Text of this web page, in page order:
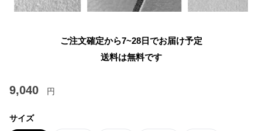
ご注文確定から7~28日でお届け予定
送料は無料です
9,040 円
サイズ